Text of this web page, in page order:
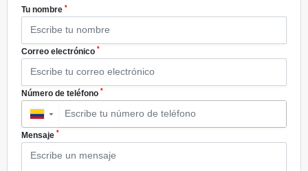
Tu nombre *
Correo electrónico *
Número de teléfono *
▼
Mensaje *